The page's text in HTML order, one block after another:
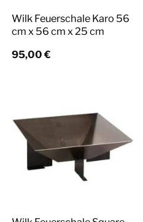
Wilk Feuerschale Karo 56
cm x 56 cm x 25 cm
95,00 €